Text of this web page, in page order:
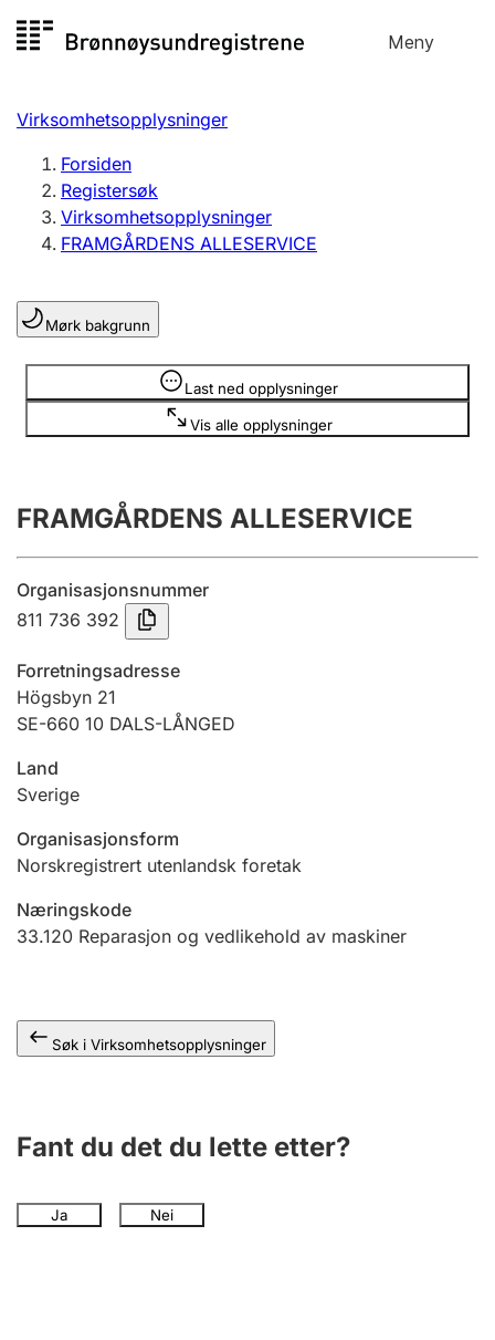
til
Meny
Registersøk
Aksjeselskap
Enkeltpersonforetak
Registrere, endre, slette
Lag og forening
Registrere, endre, slette
Årsregnskap
Innsending og forsinkelsesgebyr
Tinglysing
Jeger
Ektepaktveileder
Offentlig sektor
Virksomhetsopplysninger
Forsiden
Registersøk
Virksomhetsopplysninger
FRAMGÅRDENS ALLESERVICE
Mørk bakgrunn
Last ned opplysninger
Vis alle opplysninger
Opplysninger er skjult
FRAMGÅRDENS ALLESERVICE
Organisasjonsnummer
811 736 392
Forretningsadresse
Högsbyn 21
SE-660 10 DALS-LÅNGED
Land
Sverige
Organisasjonsform
Norskregistrert utenlandsk foretak
Næringskode
33.120 Reparasjon og vedlikehold av maskiner
Søk i Virksomhetsopplysninger
Fant du det du lette etter?
Ja Nei